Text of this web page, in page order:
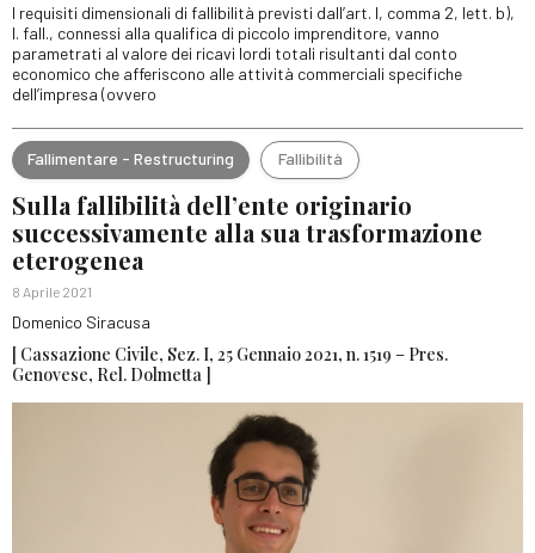
I requisiti dimensionali di fallibilità previsti dall’art. l, comma 2, lett. b),
l. fall., connessi alla qualifica di piccolo imprenditore, vanno
parametrati al valore dei ricavi lordi totali risultanti dal conto
economico che afferiscono alle attività commerciali specifiche
dell’impresa (ovvero
Fallimentare - Restructuring Fallibilità
Sulla fallibilità dell’ente originario
successivamente alla sua trasformazione
eterogenea
8 Aprile 2021
Domenico Siracusa
[ Cassazione Civile, Sez. I, 25 Gennaio 2021, n. 1519 – Pres.
Genovese, Rel. Dolmetta ]